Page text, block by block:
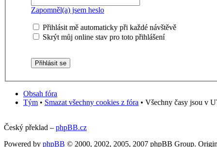
Zapomněl(a) jsem heslo
Přihlásit mě automaticky při každé návštěvě
Skrýt můj online stav pro toto přihlášení
Obsah fóra
Tým • Smazat všechny cookies z fóra • Všechny časy jsou v
Český překlad – phpBB.cz
Powered by phpBB © 2000, 2002, 2005, 2007 phpBB Group.